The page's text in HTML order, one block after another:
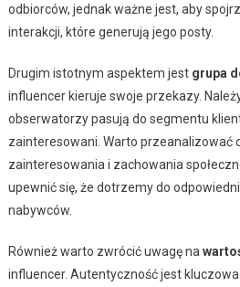
odbiorców, jednak ważne jest, aby
interakcji, które generują jego posty.
Drugim istotnym aspektem jest grupa
influencer kieruje swoje przekazy.
obserwatorzy pasują do segmentu
zainteresowani. Warto przeanalizować
zainteresowania i zachowania
upewnić się, że dotrzemy do
nabywców.
Również warto zwrócić uwagę na
influencer. Autentyczność jest